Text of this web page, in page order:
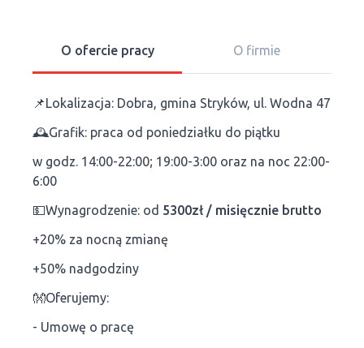
O ofercie pracy O firmie
📌Lokalizacja: Dobra, gmina Stryków, ul. Wodna 47
🕰️Grafik: praca od poniedziałku do piątku
w godz. 14:00-22:00; 19:00-3:00 oraz na noc 22:00-
6:00
💵Wynagrodzenie: od 5300zł / misięcznie brutto
+20% za nocną zmianę
+50% nadgodziny
👐Oferujemy:
- Umowę o pracę